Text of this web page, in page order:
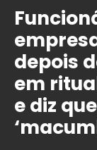
depois
em
e diz